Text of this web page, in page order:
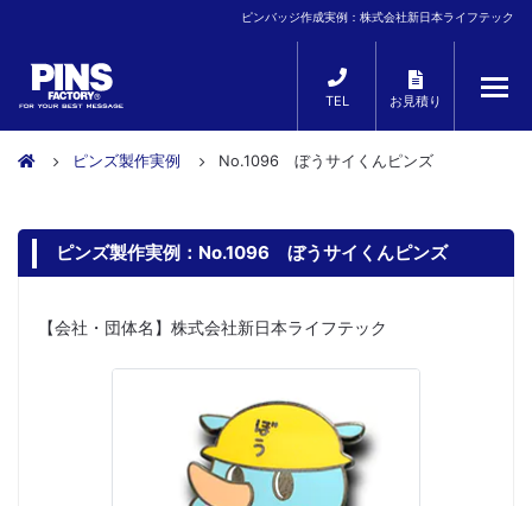
ピンバッジ作成実例：株式会社新日本ライフテック
TEL お見積り
ピンズ製作実例 No.1096 ぼうサイくんピンズ
ピンズ製作実例：No.1096 ぼうサイくんピンズ
【会社・団体名】株式会社新日本ライフテック